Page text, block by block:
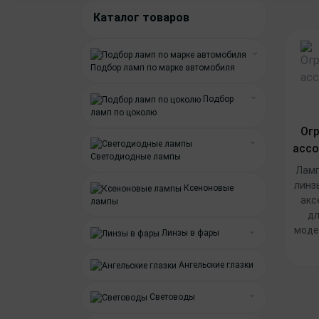
Каталог товаров
Подбор ламп по марке автомобиля
Alfa Romeo
BMW
BYD
Cadillac
Chery
Citroen
Подбор
ламп по цоколю
Лампы H3
Лампы H7
Лампы H8
Лампы H13
Светодиодные лампы
Лампы дальнего света
Плафоны подсветки номера
Ксеноновые
лампы
Линзы в фары
Линзы в противотуманные фары
Ангельские глазки
Световоды